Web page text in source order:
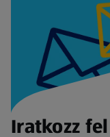
Iratkozz fel